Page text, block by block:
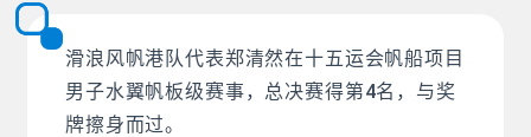
滑浪风帆港队代表郑清然在十五运会帆船项目
男子水翼帆板级赛事，总决赛得第4名，与奖
牌擦身而过。